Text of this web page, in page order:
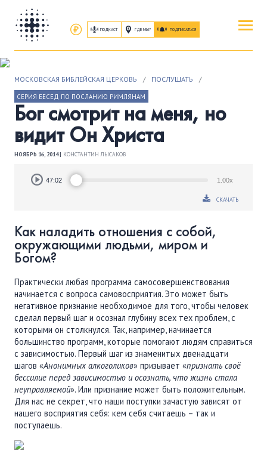
ПОДКАСТ ГДЕ МЫ? ПОДПИСАТЬСЯ
ОБ ИИСУСЕ ХРИСТЕ
ПОСЕТИТЬ
КАК ПРОЕХАТЬ|О ЦЕРКВИ
ПРИСОЕДИНИТЬСЯ
ПОСЛУШАТЬ
ЗАПИСИ БОГОСЛУЖЕНИЙ
ПОДДЕРЖАТЬ
ВРЕМЯ|ДЕНЬГИ
МОСКОВСКАЯ БИБЛЕЙСКАЯ ЦЕРКОВЬ / ПОСЛУШАТЬ /
СЕРИЯ БЕСЕД ПО ПОСЛАНИЮ РИМЛЯНАМ
Бог смотрит на меня, но
видит Он Христа
НОЯБРЬ 16, 2014 | КОНСТАНТИН ЛЫСАКОВ
Audio
Player47:02 1.00x
СКАЧАТЬ
Как наладить отношения с собой,
окружающими людьми, миром и
Богом?
Практически любая программа самосовершенствования
начинается с вопроса самовосприятия. Это может быть
негативное признание необходимое для того, чтобы человек
сделал первый шаг и осознал глубину всех тех проблем, с
которыми он столкнулся. Так, например, начинается
большинство программ, которые помогают людям справиться
с зависимостью. Первый шаг из знаменитых двенадцати
шагов «Анонимных алкоголиков» призывает «признать своё
бессилие перед зависимостью и осознать, что жизнь стала
неуправляемой». Или признание может быть положительным.
Для нас не секрет, что наши поступки зачастую зависят от
нашего восприятия себя​: кем себя считаешь​ – ​так и
поступаешь.